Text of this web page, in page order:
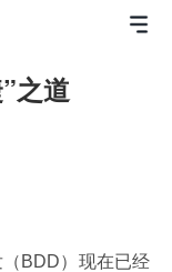
之道
BDD）现在已经